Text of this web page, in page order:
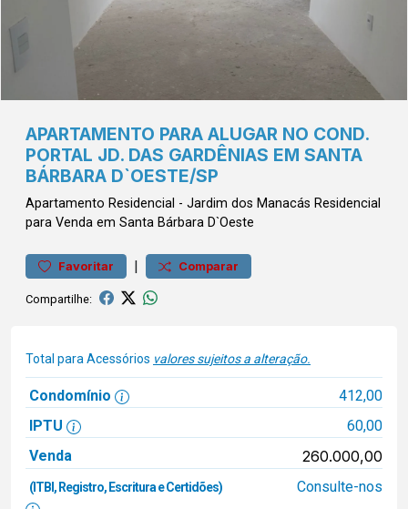
APARTAMENTO PARA ALUGAR NO COND.
PORTAL JD. DAS GARDÊNIAS EM SANTA
BÁRBARA D`OESTE/SP
Apartamento Residencial - Jardim dos Manacás Residencial
para Venda em Santa Bárbara D`Oeste
Favoritar | Comparar
Compartilhe:
Total para Acessórios valores sujeitos a alteração.
Condomínio
412,00
IPTU
60,00
Venda
260.000,00
(ITBI, Registro, Escritura e Certidões) Consulte-nos